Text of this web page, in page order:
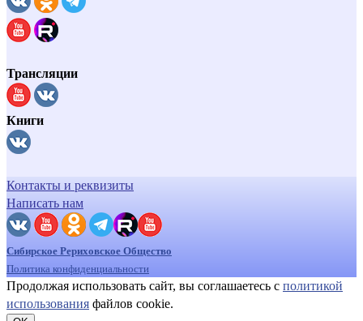
Трансляции
Книги
Контакты и реквизиты
Написать нам
Сибирское Рериховское Общество
Политика конфиденциальности
Продолжая использовать сайт, вы соглашаетесь с политикой
использования файлов cookie.